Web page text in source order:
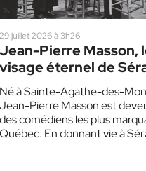
29 juillet 2026 à 3h26
Jean-Pierre Masson,
visage éternel de
Né à Sainte-Agathe-des-
Jean-Pierre Masson est
des comédiens les plus
Québec. En donnant vie à